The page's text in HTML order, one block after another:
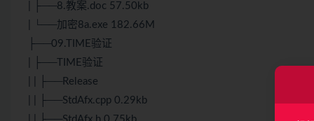
| ├──8.教案.doc 57.50kb
| └──加密8a.exe 182.66M
├──09.TIME验证
| ├──TIME验证
| | ├──Release
| | ├──StdAfx.cpp 0.29kb